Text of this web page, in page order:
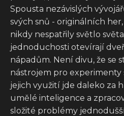
Spousta nezávislých
svých snů - originálních
nikdy nespatřily světlo
jednoduchosti otevírají
nápadům. Není divu, že se
nástrojem pro experimenty
jejich využití jde daleko za
umělé inteligence a
složité problémy